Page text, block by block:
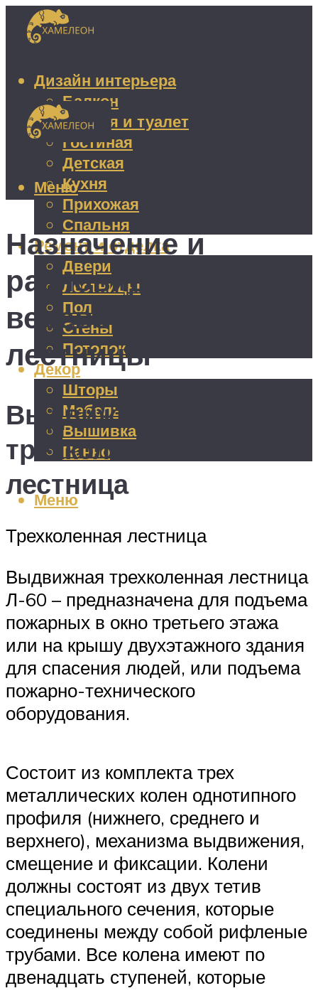
Дизайн интерьера
Балкон
Ванная и туалет
Гостиная
Детская
Кухня
Прихожая
Спальня
Ремонт и отделка
Двери
Лестницы
Пол
Стены
Потолок
Декор
Шторы
Мебель
Вышивка
Панно
Меню
Меню
Назначение и
разновидность
веревочной
лестницы
Выдвижная
трехколенная
лестница
Трехколенная лестница
Выдвижная трехколенная лестница
Л-60 – предназначена для подъема
пожарных в окно третьего этажа
или на крышу двухэтажного здания
для спасения людей, или подъема
пожарно-технического
оборудования.
Состоит из комплекта трех
металлических колен однотипного
профиля (нижнего, среднего и
верхнего), механизма выдвижения,
смещение и фиксации. Колени
должны состоят из двух тетив
специального сечения, которые
соединены между собой рифленые
трубами. Все колена имеют по
двенадцать ступеней, которые